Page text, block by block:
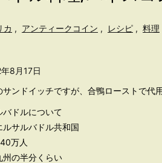
カ , アンティークコイン , レシピ , 料理
8月17日
サンドイッチですが、合鴨ローストで代
バドルについて
サルバドル共和国
万人
の半分くらい